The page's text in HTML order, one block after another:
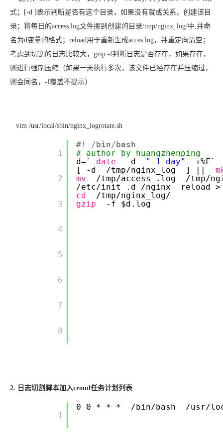
式；[-d ]表示判断是否有这个目录，如果没有就或关系，创建该目
录；将每日的access.log文件挪到创建的目录/tmp/nginx_log/中,并命
名为d变量的格式；reload用于重新生成acces.log，并重定向清空；
考虑到切割的日志比较大，gzip -f判断日志是否存在，如果存在，
则进行强制压缩（如果一天执行多次，该文件已经存在并压缩过，
则会同名，-f覆盖不提示）
vim /usr/local/sbin/nginx_logrotate.sh
        1
        2
        3
        4
        5
        6
        7
        8
#! /bin/bash
# author by huangzhenping
d=`
date -d "-1 day"
+%F`
[ -d
/tmp/nginx_log ] ||
mv
/tmp/access .log
/tmp/
/etc/init
.d /nginx
reload
cd
/tmp/nginx_log/
gzip
-f $d.log
2. 日志切割脚本加入crond任务计划列表
        1
0 0 * * * /bin/bash /usr/